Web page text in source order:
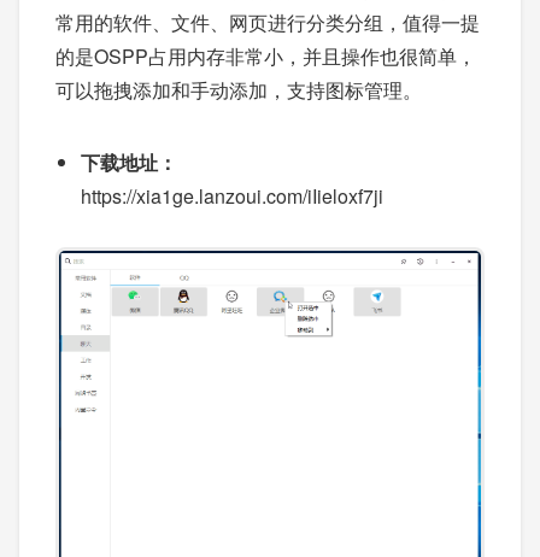
常用的软件、文件、网页进行分类分组，值得一提
的是OSPP占用内存非常小，并且操作也很简单，
可以拖拽添加和手动添加，支持图标管理。
下载地址：
https://xia1ge.lanzoui.com/iIieloxf7ji